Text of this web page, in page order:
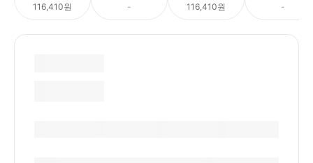
116,410원 - 116,410원 -